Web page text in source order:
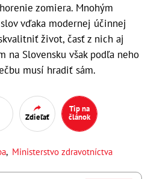
zomiera. Mnohým
vďaka modernej účinnej
život, časť z nich aj
na Slovensku však podľa neho
musí hradiť sám.
Zdieľať
Tip na
článok
, Ministerstvo zdravotníctva